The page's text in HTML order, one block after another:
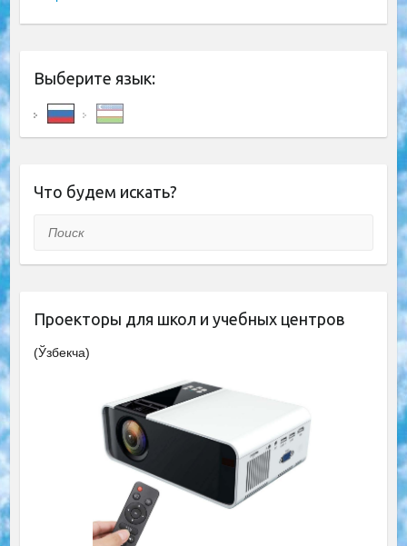
Выберите язык:
Что будем искать?
Поиск
Проекторы для школ и учебных центров
(Ўзбекча)